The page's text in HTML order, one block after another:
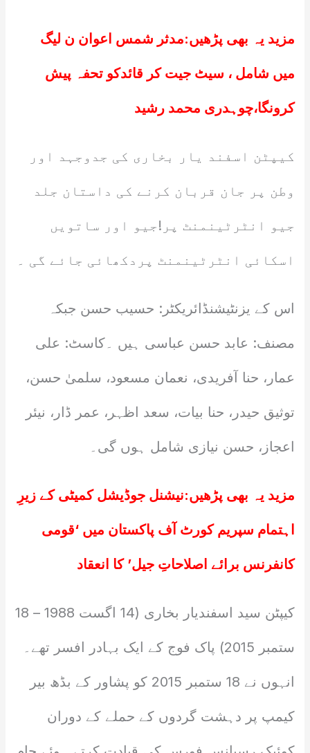
مزید یہ بھی پڑھیں:مدثر شمس اعوان ن لیگ
میں شامل ، سیٹ جیت کر قائدکو تحفہ پیش
کرونگا،چوہدری محمد رشید
کیپٹن اسفند یار بخاری کی جدوجہد اور
وطن پر جان قربان کرنے کی داستان جلد
جیو انٹرٹینمنٹ پر!جیو اور ساتویں
اسکائی انٹرٹینمنٹ پردکھائی جائے گی ۔
اس کے یزنٹیشنڈائریکٹر: حسیب حسن جبکہ
مصنف: عابد حسن عباسی ہیں ۔کاسٹ: علی
عمار، حنا آفریدی، نعمان مسعود، سلمیٰ حسن،
توثیق حیدر، حنا بیات، سعد اظہر، عمر ڈار، نیئر
اعجاز، حسن نیازی شامل ہوں گی۔
مزید یہ بھی پڑھیں:نیشنل جوڈیشل کمیٹی کے زیرِ
اہتمام سپریم کورٹ آف پاکستان میں ‘قومی
کانفرنس برائے اصلاحاتِ جیل’ کا انعقاد
کیپٹن سید اسفندیار بخاری (14 اگست 1988 – 18
ستمبر 2015) پاک فوج کے ایک بہادر افسر تھے۔
انہوں نے 18 ستمبر 2015 کو پشاور کے بڈھ بیر
کیمپ پر دہشت گردوں کے حملے کے دوران